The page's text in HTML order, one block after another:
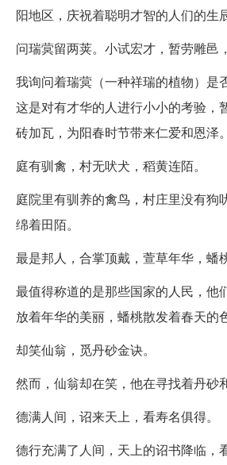
阳地区，庆祝着聪明才智的人们的生辰
问瑞蓂留两荚。小试宏才，暂劳雕邑
我询问着瑞蓂（一种祥瑞的植物）是
这是对有才华的人进行小小的考验，
砖加瓦，为阳春时节带来仁爱和恩泽。
庭有驯禽，村无吠犬，稻黄连陌。
庭院里有驯养的禽鸟，村庄里没有狗
绵着田陌。
最是邦人，合掌顶戴，萱草年华，蟠
最值得称道的是那些国家的人民，他
放着年华的美丽，蟠桃散发着春天的
却笑仙翁，觅丹砂金诀。
然而，仙翁却在笑，他在寻找着丹砂
德满人间，诏来天上，看寿名俱得。
德行充满了人间，天上的诏书降临，